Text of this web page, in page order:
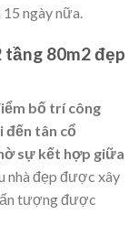
ngày nữa.
80m2 đẹp
bố trí công
đến tân cổ
sự kết hợp giữa
nhà đẹp được xây
tượng được